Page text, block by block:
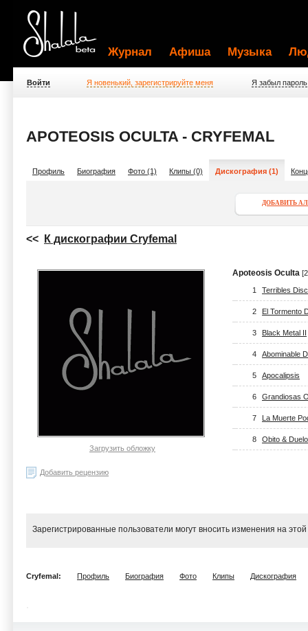
Журнал Афиша Музыка
Войти Я новенький, зарегистрируйте меня Я забыл пароль
APOTEOSIS OCULTA - CRYFEMAL
Профиль Биография Фото (1) Клипы (0) Дискография (1)
ДОБАВИТЬ
<< К дискографии Cryfemal
Загрузить обложку
Apoteosis Oculta
1 Terribles
2 El Tormento
3 Black Metal II
4 Abominable
5 Apocalipsis
6 Grandiosas
7 La Muerte
8 Obito & Duelo
Добавить рецензию
Зарегистрированные пользователи могут вносить изменения на
Cryfemal: Профиль Биография Фото Клипы Дискография